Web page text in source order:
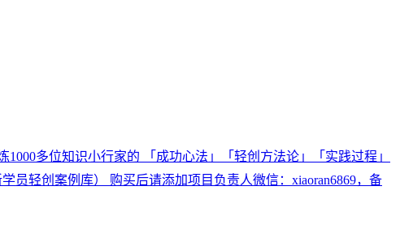
多位知识小行家的 「成功心法」「轻创方法论」「实践过程」
轻创案例库） 购买后请添加项目负责人微信：xiaoran6869，备